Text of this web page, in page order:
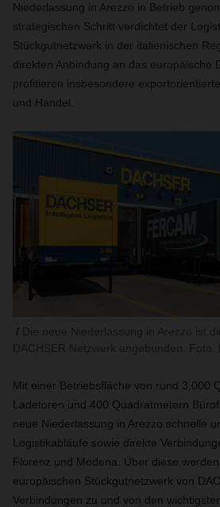
Niederlassung in Arezzo in Betrieb
strategischen Schritt verdichtet der
Stückgutnetzwerk in der italienischen
direkten Anbindung an das europäische
profitieren insbesondere
und Handel.
Mit einer Betriebsfläche von rund 3.000
Ladetoren und 400 Quadratmetern
neue Niederlassung in Arezzo schnelle
Logistikabläufe sowie direkte
Florenz und Modena. Über diese
europäischen Stückgutnetzwerk von
Verbindungen zu und von den